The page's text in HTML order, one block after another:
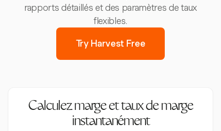
rapports détaillés et des paramètres de taux
flexibles.
Try Harvest Free
Calculez marge et taux de marge
instantanément